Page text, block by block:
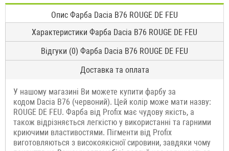
Опис Фарба Dacia B76 ROUGE DE FEU
Характеристики Фарба Dacia B76 ROUGE DE FEU
Відгуки (0) Фарба Dacia B76 ROUGE DE FEU
Доставка та оплата
У нашому магазині Ви можете купити фарбу за
кодом Dacia B76 (червоний). Цей колір може мати назву:
ROUGE DE FEU. Фарба від Profix має чудову якість, а
також відрізняється легкістю у використанні та гарними
криючими властивостями. Пігменти від Profix
виготовляються з високоякісної сировини, завдяки чому